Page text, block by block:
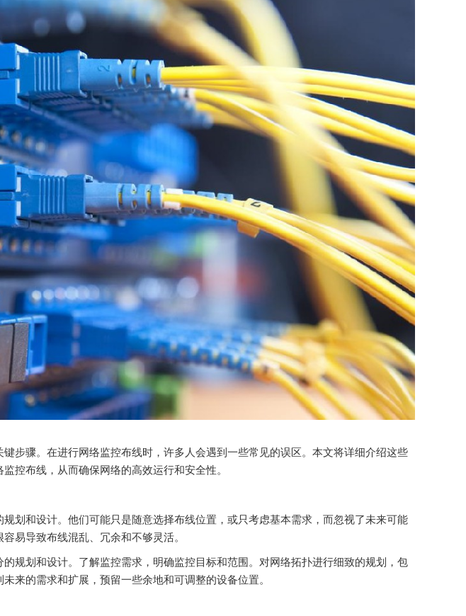
步骤。在进行网络监控布线时，许多人会遇到一些常见的误区。本文将详细介绍这些
控布线，从而确保网络的高效运行和安全性。
划和设计。他们可能只是随意选择布线位置，或只考虑基本需求，而忽视了未来可能
易导致布线混乱、冗余和不够灵活。
规划和设计。了解监控需求，明确监控目标和范围。对网络拓扑进行细致的规划，包
来的需求和扩展，预留一些余地和可调整的设备位置。